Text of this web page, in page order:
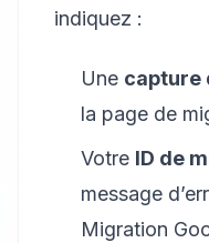
indiquez :
Une capture
la page de
Votre ID de
message
Migration